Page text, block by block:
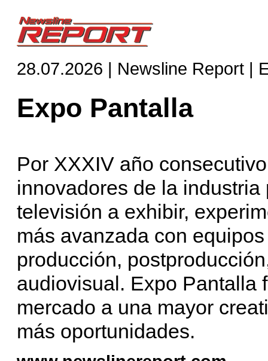
28.07.2026 | Newsline Report |
Expo Pantalla
Por XXXIV año
innovadores de la
televisión a exhibir,
más avanzada con
producción,
audiovisual. Expo Pantalla
mercado a una mayor
más oportunidades.